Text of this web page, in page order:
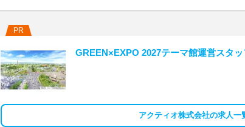
PR
GREEN×EXPO 2027テーマ館運営スタッ
アクティオ株式会社の求人一